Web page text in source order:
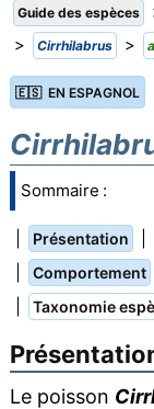
Guide des espèces
> Cirrhilabrus >
🇪🇸 EN ESPAGNOL
Sommaire :
Présentation
Comportement
Taxonomie
Le poisson